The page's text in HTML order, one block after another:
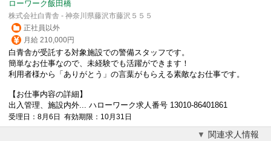
ローワーク飯田橋
株式会社白青舎 - 神奈川県藤沢市藤沢５５５
正社員以外
月給 210,000円
白青舎が受託する対象施設での警備スタッフです。
簡単なお仕事なので、未経験でも活躍ができます！
利用者様から「ありがとう」の言葉がもらえる素敵なお仕事です。
【お仕事内容の詳細】
出入管理、施設内外... ハローワーク求人番号 13010-86401861
受理日：8月6日 有効期限：10月31日
関連求人情報